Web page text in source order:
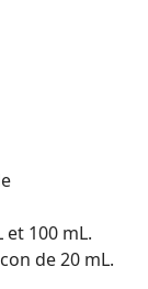
et 100 mL.
de 20 mL.